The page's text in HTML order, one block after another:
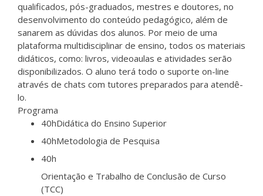
qualificados, pós-graduados, mestres e doutores, no
desenvolvimento do conteúdo pedagógico, além de
sanarem as dúvidas dos alunos. Por meio de uma
plataforma multidisciplinar de ensino, todos os materiais
didáticos, como: livros, videoaulas e atividades serão
disponibilizados. O aluno terá todo o suporte on-line
através de chats com tutores preparados para atendê-
lo.
Programa
40hDidática do Ensino Superior
40hMetodologia de Pesquisa
40h
Orientação e Trabalho de Conclusão de Curso
(TCC)